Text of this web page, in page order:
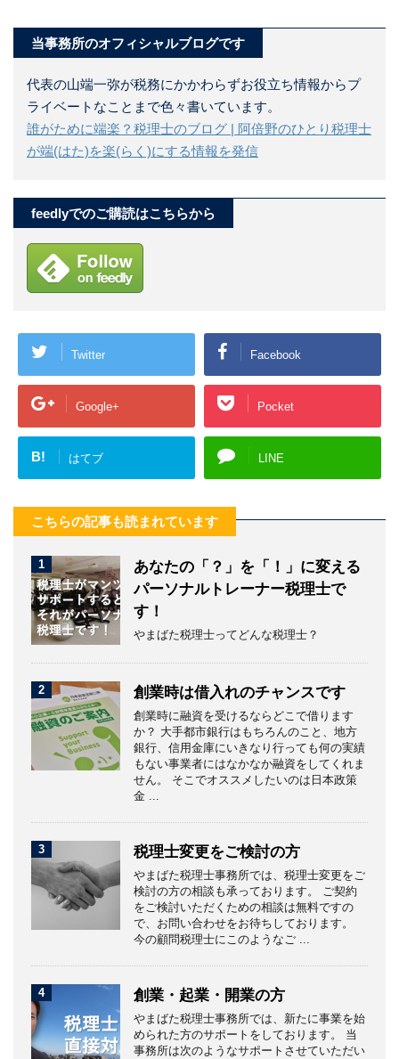
当事務所のオフィシャルブログです
代表の山端一弥が税務にかかわらずお役立ち情報からプ
ライベートなことまで色々書いています。
誰がために端楽？税理士のブログ | 阿倍野のひとり税理士
が端(はた)を楽(らく)にする情報を発信
feedlyでのご購読はこちらから
Twitter Facebook
Google+ Pocket
B! はてブ LINE
こちらの記事も読まれています
1
あなたの「？」を「！」に変える
パーソナルトレーナー税理士で
す！
やまばた税理士ってどんな税理士？
2 創業時は借入れのチャンスです
創業時に融資を受けるならどこで借ります
か？ 大手都市銀行はもちろんのこと、地方
銀行、信用金庫にいきなり行っても何の実績
もない事業者にはなかなか融資をしてくれま
せん。 そこでオススメしたいのは日本政策
金 ...
3 税理士変更をご検討の方
やまばた税理士事務所では、税理士変更をご
検討の方の相談も承っております。 ご契約
をご検討いただくための相談は無料ですの
で、お問い合わせをお待ちしております。
今の顧問税理士にこのようなご ...
4 創業・起業・開業の方
やまばた税理士事務所では、新たに事業を始
められた方のサポートをしております。 当
事務所は次のようなサポートさせていただい